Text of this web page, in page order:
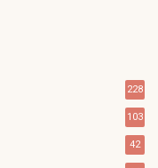
228
103
42